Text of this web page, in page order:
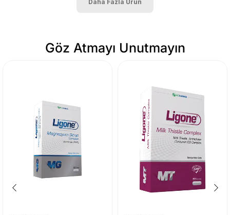
Daha Fazla Ürün
Göz Atmayı Unutmayın